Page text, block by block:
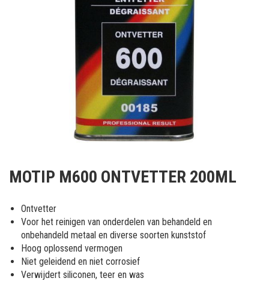
het
van
de
afbeeldingen-
gallerij
MOTIP M600 ONTVETTER 200ML
Ontvetter
Voor het reinigen van onderdelen van behandeld en
onbehandeld metaal en diverse soorten kunststof
Hoog oplossend vermogen
Niet geleidend en niet corrosief
Verwijdert siliconen, teer en was